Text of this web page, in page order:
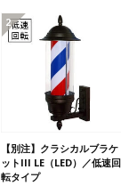
2
【別注】クラシカルブラケ
ットIII LE（LED）／低速回
転タイプ